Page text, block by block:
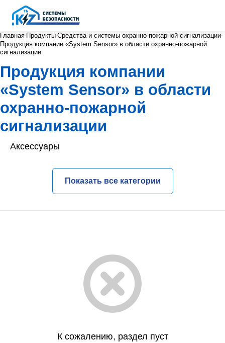
Главная Продукты Средства и системы охранно-пожарной сигнализации
Продукция компании «System Sensor» в области охранно-пожарной
сигнализации
Продукция компании
«System Sensor» в области
охранно-пожарной
сигнализации
Аксессуары
Показать все категории
К сожалению, раздел пуст